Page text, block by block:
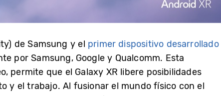
de Samsung y el primer dispositivo desarrollado
por Samsung, Google y Qualcomm. Esta
permite que el Galaxy XR libere posibilidades
y el trabajo. Al fusionar el mundo físico con el